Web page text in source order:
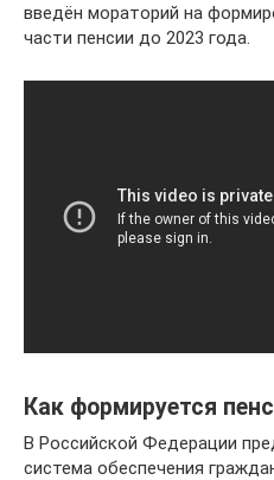
введён мораторий на
части пенсии до 2023 года.
Как формируется
В Российской Федерации
система обеспечения